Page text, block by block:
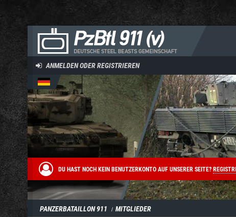
ANMELDEN ODER REGISTRIEREN
DU HAST NOCH KEIN BENUTZERKONTO AUF UNSERER SEITE?
PANZERBATAILLON 911 MITGLIEDER